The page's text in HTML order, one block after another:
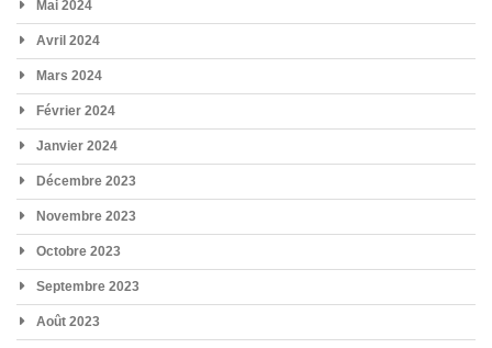
Mai 2024
Avril 2024
Mars 2024
Février 2024
Janvier 2024
Décembre 2023
Novembre 2023
Octobre 2023
Septembre 2023
Août 2023